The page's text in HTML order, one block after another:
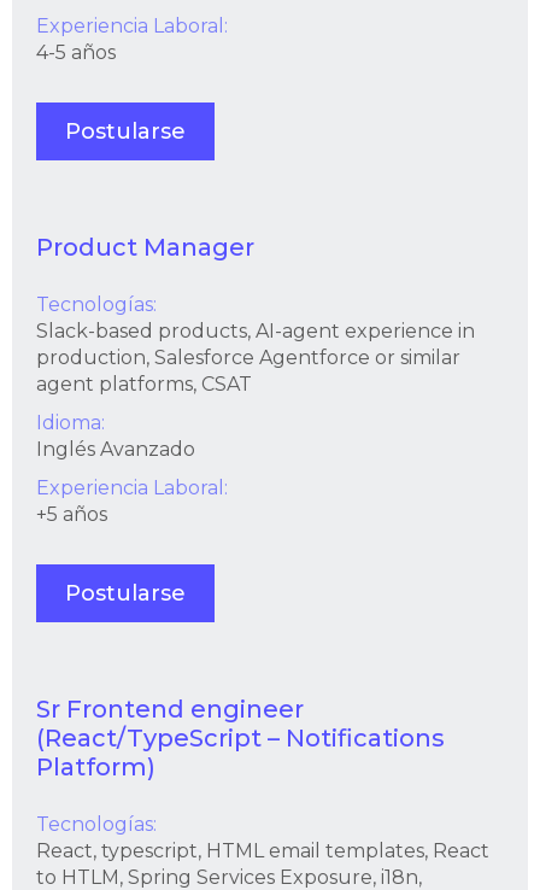
Experiencia Laboral:
4-5 años
Postularse
Product Manager
Tecnologías:
Slack-based products, AI-agent experience in
production, Salesforce Agentforce or similar
agent platforms, CSAT
Idioma:
Inglés Avanzado
Experiencia Laboral:
+5 años
Postularse
Sr Frontend engineer
(React/TypeScript – Notifications
Platform)
Tecnologías:
React, typescript, HTML email templates, React
to HTLM, Spring Services Exposure, i18n,